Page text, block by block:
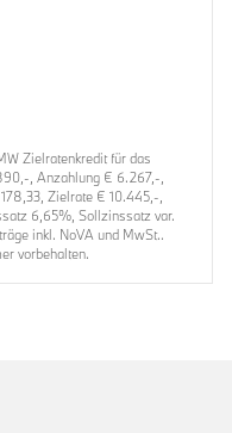
Zielratenkredit für das
, Anzahlung € 6.267,-,
Zielrate € 10.445,-,
6,65%, Sollzinssatz var.
inkl. NoVA und MwSt..
vorbehalten.